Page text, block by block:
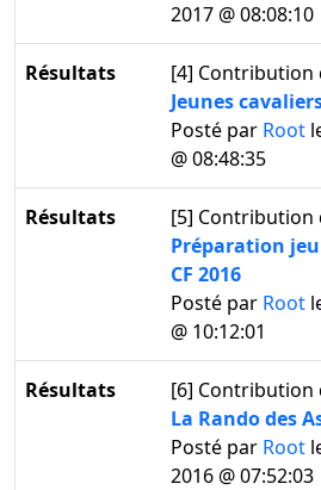
2017 @ 08:08:10
Résultats [4] Contribution
Jeunes
Posté par Root
@ 08:48:35
Résultats [5] Contribution
Préparation
CF 2016
Posté par Root
@ 10:12:01
Résultats [6] Contribution
La Rando des
Posté par Root
2016 @ 07:52:03